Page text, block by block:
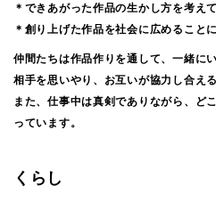
＊できあがった作品の生かし方を考えて
＊創り上げた作品を社会に広めること
仲間たちは作品作りを通して、一緒に
相手を思いやり、お互いが協力し合え
また、仕事中は真剣でありながら、ど
っています。
くらし